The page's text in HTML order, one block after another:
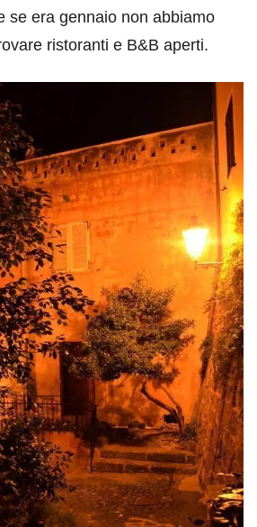
se era gennaio non abbiamo
ristoranti e B&B aperti.